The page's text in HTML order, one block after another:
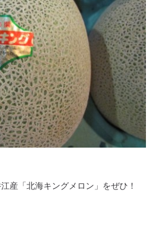
産「北海キングメロン」をぜひ！